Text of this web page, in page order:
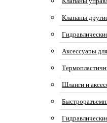
Клапаны
Аксессуары
Шланги и